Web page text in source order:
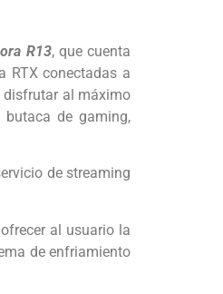
R13, que cuenta
RTX conectadas a
disfrutar al máximo
de gaming,
de streaming
al usuario la
de enfriamiento